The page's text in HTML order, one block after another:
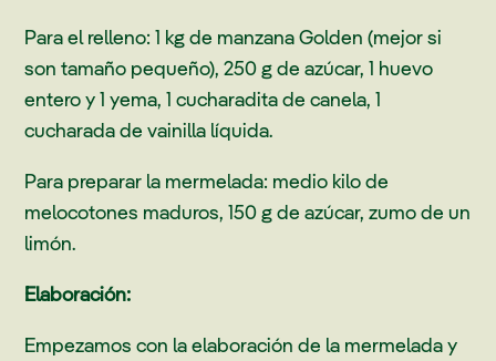
Para el relleno: 1 kg de manzana Golden (mejor si
son tamaño pequeño), 250 g de azúcar, 1 huevo
entero y 1 yema, 1 cucharadita de canela, 1
cucharada de vainilla líquida.
Para preparar la mermelada: medio kilo de
melocotones maduros, 150 g de azúcar, zumo de un
limón.
Elaboración:
Empezamos con la elaboración de la mermelada y